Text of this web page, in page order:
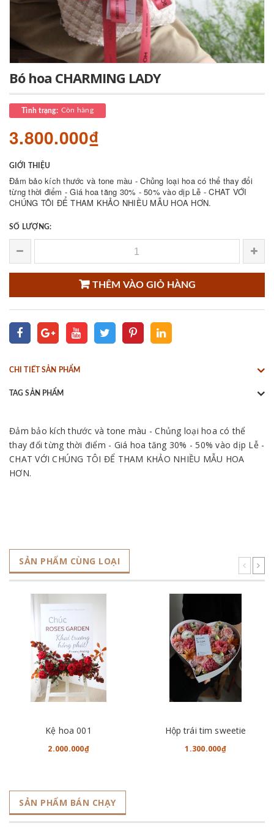
Bó hoa CHARMING LADY
Tình trạng: Còn hàng
3.800.000₫
GIỚI THIỆU
Đảm bảo kích thước và tone màu - Chủng loại hoa có thể thay đổi
từng thời điểm - Giá hoa tăng 30% - 50% vào dịp Lễ - CHAT VỚI
CHÚNG TÔI ĐỂ THAM KHẢO NHIỀU MẪU HOA HƠN.
SỐ LƯỢNG:
THÊM VÀO GIỎ HÀNG
CHI TIẾT SẢN PHẨM
TAG SẢN PHẨM
Đảm bảo kích thước và tone màu - Chủng loại hoa có thể
thay đổi từng thời điểm - Giá hoa tăng 30% - 50% vào dịp Lễ -
CHAT VỚI CHÚNG TÔI ĐỂ THAM KHẢO NHIỀU MẪU HOA
HƠN.
SẢN PHẨM CÙNG LOẠI
Kệ hoa 001
2.000.000₫
Hộp trái tim sweetie
1.300.000₫
SẢN PHẨM BÁN CHẠY